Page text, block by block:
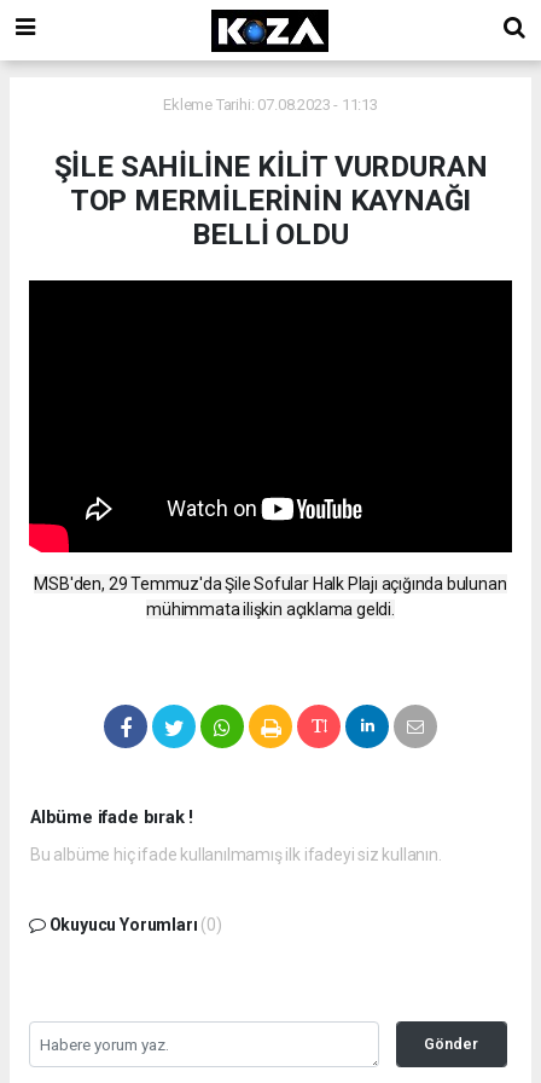
Ekleme Tarihi: 07.08.2023 - 11:13
ŞİLE SAHİLİNE KİLİT VURDURAN
TOP MERMİLERİNİN KAYNAĞI
BELLİ OLDU
MSB'den, 29 Temmuz'da Şile Sofular Halk Plajı açığında bulunan
mühimmata ilişkin açıklama geldi.
Albüme ifade bırak !
Bu albüme hiç ifade kullanılmamış ilk ifadeyi siz kullanın.
Okuyucu Yorumları (0)
Gönder